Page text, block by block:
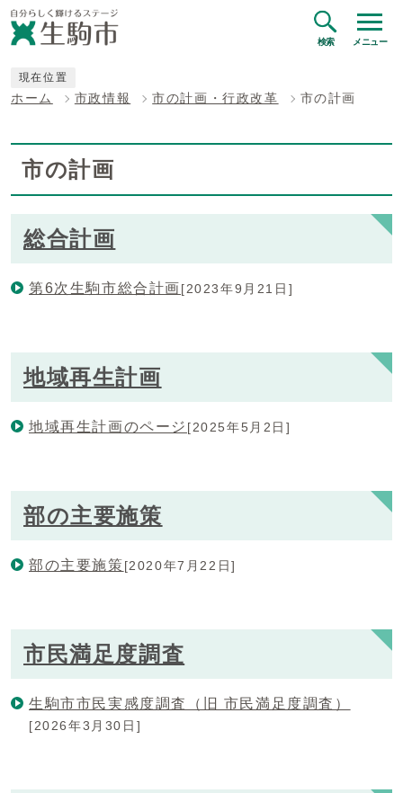
検索 メニュー
現在位置
ホーム 市政情報 市の計画・行政改革 市の計画
市の計画
総合計画
第6次生駒市総合計画[2023年9月21日]
地域再生計画
地域再生計画のページ [2025年5月2日]
部の主要施策
部の主要施策[2020年7月22日]
市民満足度調査
生駒市市民実感度調査（旧 市民満足度調査）
[2026年3月30日]